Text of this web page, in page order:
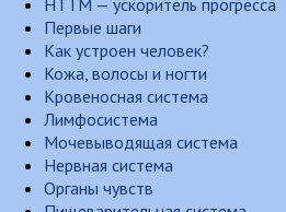
НТТМ — ускоритель прогресса
Первые шаги
Как устроен человек?
Кожа, волосы и ногти
Кровеносная система
Лимфосистема
Мочевыводящая система
Нервная система
Органы чувств